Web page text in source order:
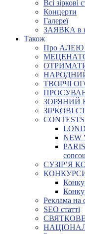
Всі зіркові
Концерти
Галереї
ЗАЯВКА в
Також
Про АЛЕЮ
ТВОРЧІ
ЗОРЯНИЙ
ЗІРКОВІ
NEW
СУЗІР’Я
Реклама на
SEO статті